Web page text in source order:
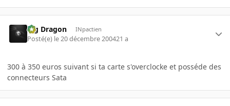
Big Dragon INpactien
Posté(e) le 20 décembre 200421 a
300 à 350 euros suivant si ta carte s'overclocke et posséde des
connecteurs Sata